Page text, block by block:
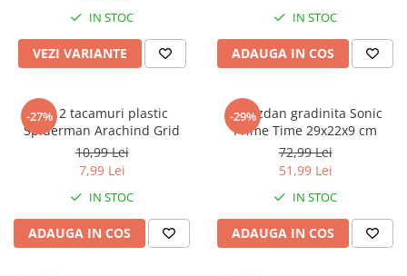
IN STOC
VEZI VARIANTE
IN STOC
ADAUGA IN COS
-27%
Set 2 tacamuri plastic
Spiderman Arachind Grid
10,99 Lei
7,99 Lei
IN STOC
ADAUGA IN COS
-29%
Ghiozdan gradinita Sonic
Prime Time 29x22x9 cm
72,99 Lei
51,99 Lei
IN STOC
ADAUGA IN COS